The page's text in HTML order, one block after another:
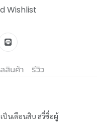
Wishlist
สินค้า รีวิว
ป็นเดือนสิบ สวี่ซื่อผู้